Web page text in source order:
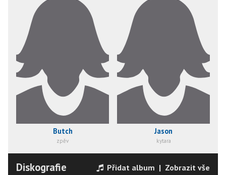
Butch
zpěv
Jason
kytara
Diskografie Přidat album | Zobrazit vše